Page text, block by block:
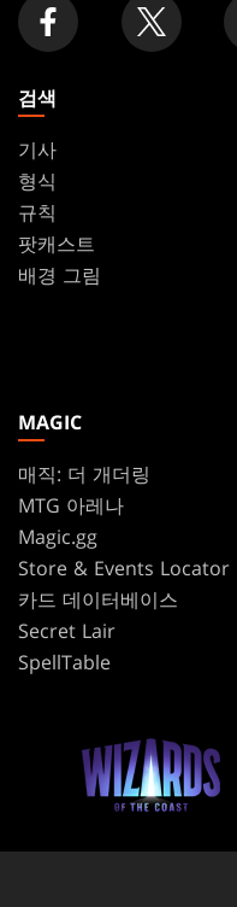
검색
기사
형식
규칙
팟캐스트
배경 그림
MAGIC
매직: 더 개더링
MTG 아레나
Magic.gg
Store & Events Locator
카드 데이터베이스
Secret Lair
SpellTable